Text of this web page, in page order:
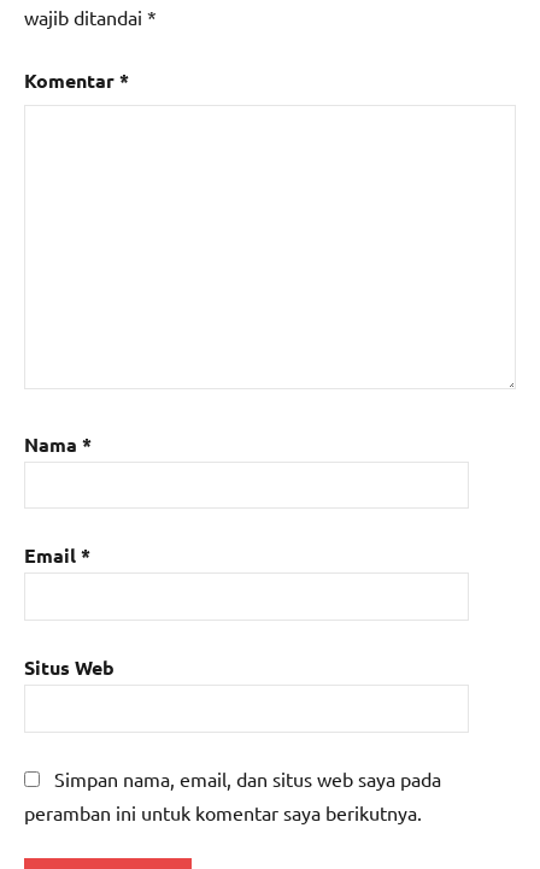
wajib ditandai *
Komentar*
Nama *
Email*
Situs Web
Simpan nama, email, dan situs web saya pada
peramban ini untuk komentar saya berikutnya.